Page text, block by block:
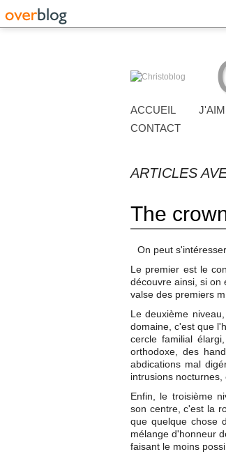
ACCUEIL
CONTACT
ARTICLES
The
On peut
Le premier est le
découvre ainsi, si on
valse des premiers
Le deuxième
domaine, c'est que
cercle familial
orthodoxe, des
abdications mal
intrusions
Enfin, le troisième
son centre, c'est la
que quelque chose
mélange d'honneur
faisant le moins